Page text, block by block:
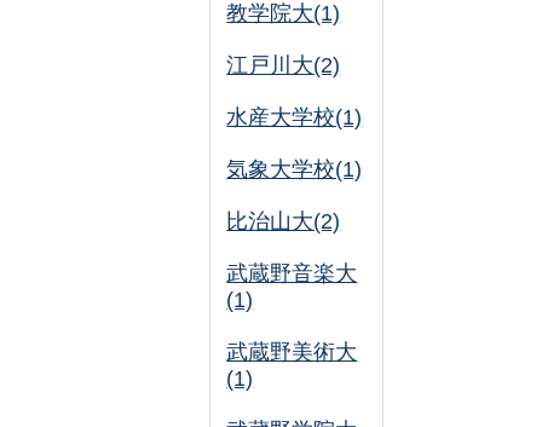
教学院大(1)
江戸川大(2)
水産大学校(1)
気象大学校(1)
比治山大(2)
武蔵野音楽大
(1)
武蔵野美術大
(1)